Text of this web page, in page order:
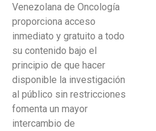
Venezolana de Oncología
proporciona acceso
inmediato y gratuito a todo
su contenido bajo el
principio de que hacer
disponible la investigación
al público sin restricciones
fomenta un mayor
intercambio de